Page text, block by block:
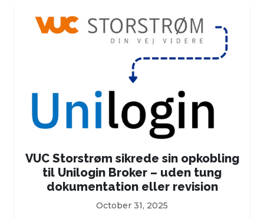
VUC Storstrøm sikrede sin opkobling
til Unilogin Broker – uden tung
dokumentation eller revision
October 31, 2025